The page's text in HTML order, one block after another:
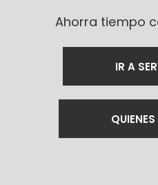
Ahorra tiempo
IR A